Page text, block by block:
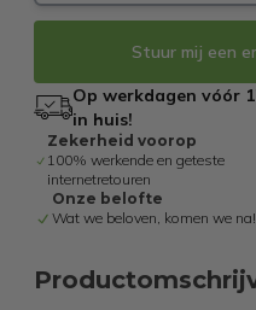
Stuur mij een
Op werkdagen vóór
in huis!
Zekerheid voorop
100% werkende en geteste
internetretouren
Onze belofte
Wat we beloven, komen we na!